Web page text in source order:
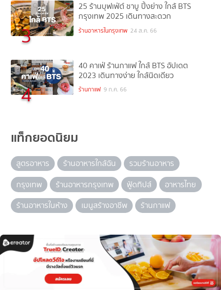
3
25 ร้านบุฟเฟ่ต์ ชาบู ปิ้งย่าง ใกล้ BTS
กรุงเทพ 2025 เดินทางสะดวก
ร้านอาหารในกรุงเทพ 24 ส.ค. 66
4
40 คาเฟ่ ร้านกาแฟ ใกล้ BTS อัปเดต
2023 เดินทางง่าย ใกล้นิดเดียว
ร้านกาแฟ 9 ก.ค. 66
แท็กยอดนิยม
สูตรอาหาร ร้านอาหารใกล้ฉัน
รวมร้านอาหาร
กรุงเทพ
ร้านอาหารกรุงเทพ ฟู้ดทิปส์
อาหารไทย
ร้านอาหารในห้าง
เมนูสร้างอาชีพ ร้านกาแฟ